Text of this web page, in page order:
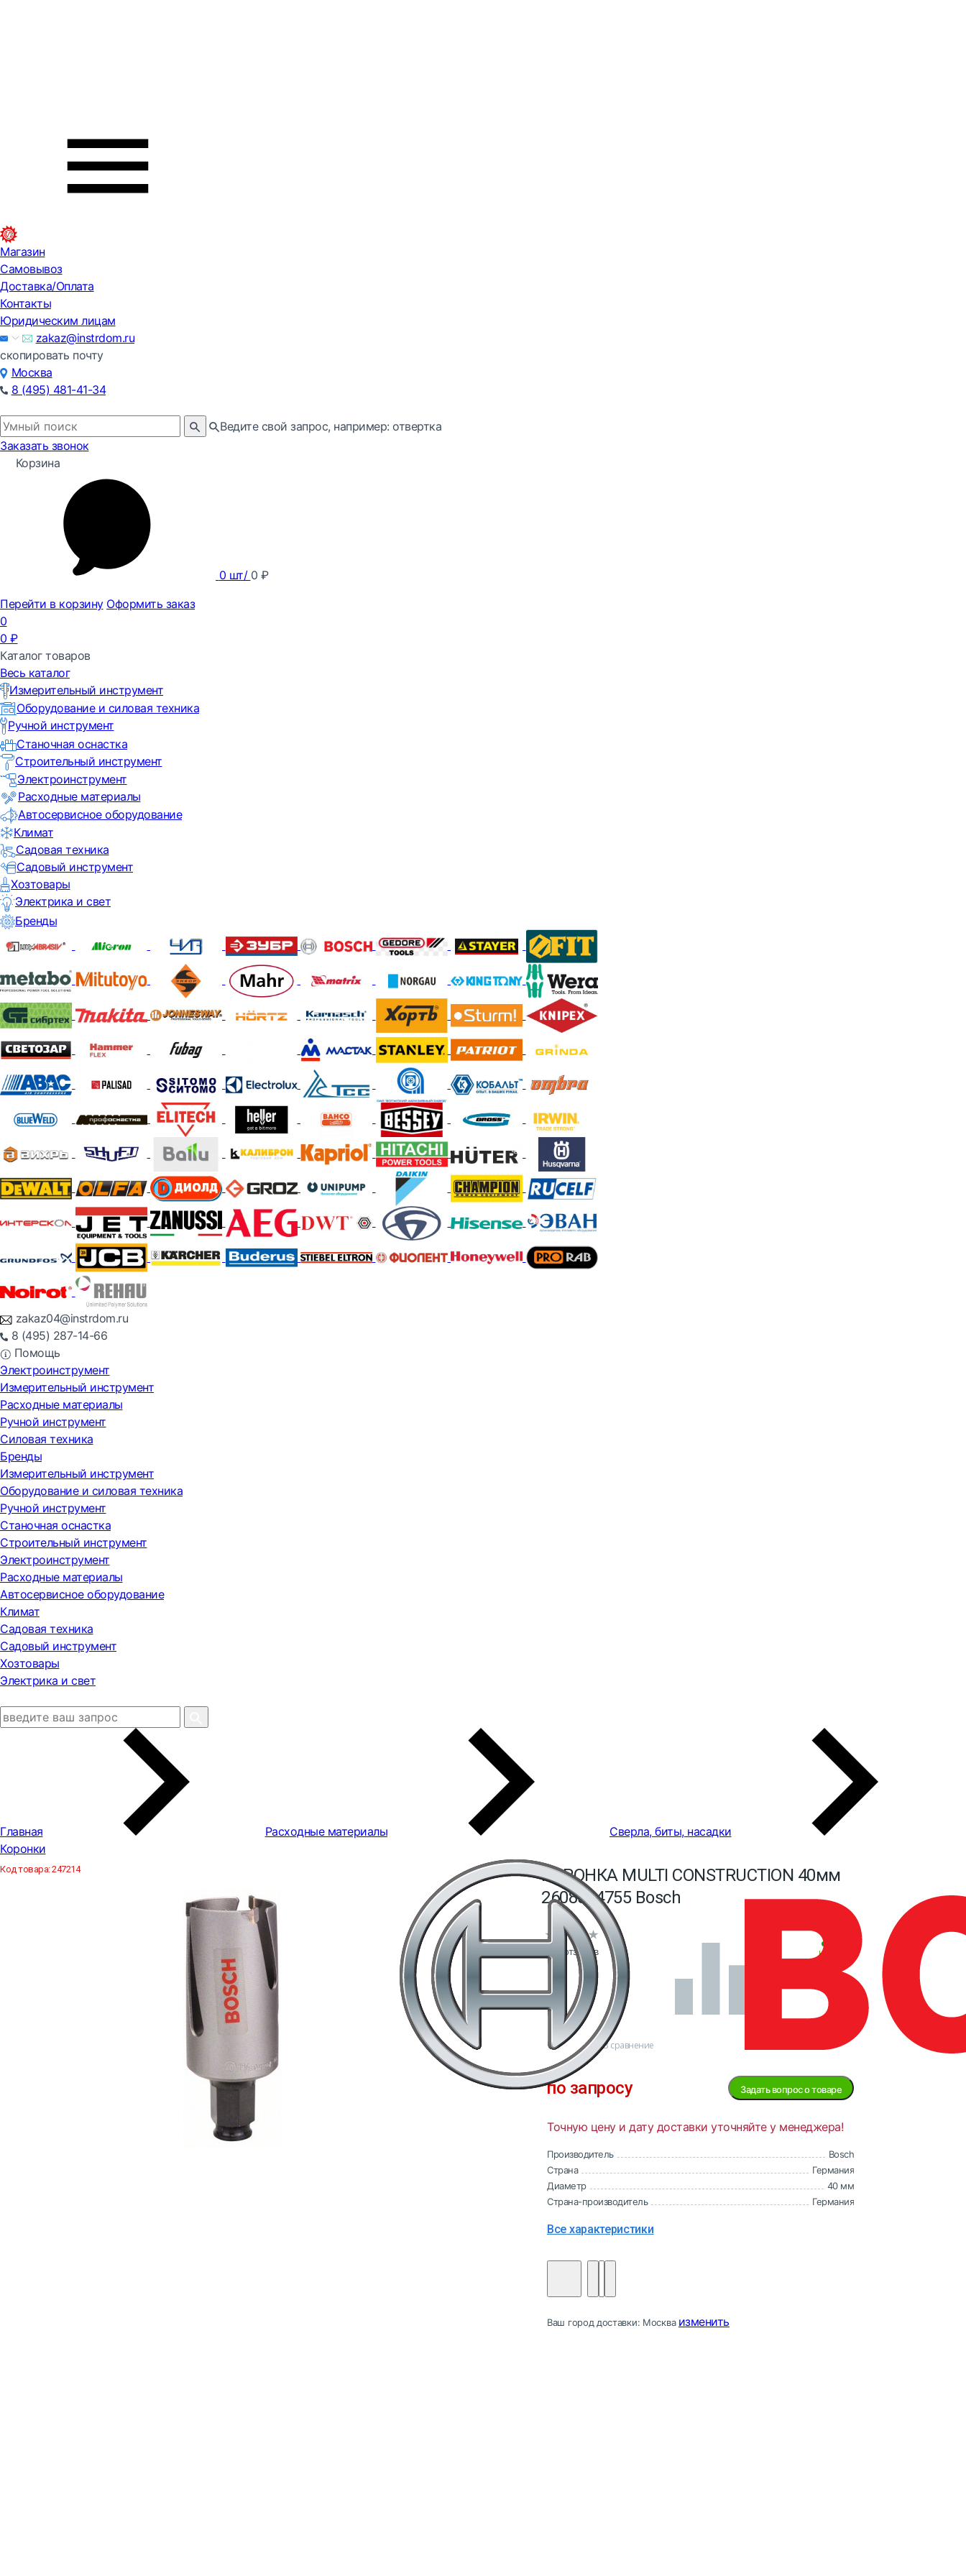
Магазин
Самовывоз
Доставка/Оплата
Контакты
Юридическим лицам
zakaz@instrdom.ru
скопировать почту
Москва
8 (495) 481-41-34
Ведите свой запрос, например: отвертка
Заказать звонок
Корзина
0 шт/ 0 ₽
Перейти в корзину Оформить заказ
0
0 ₽
Каталог товаров
Весь каталог
Измерительный инструмент
Оборудование и силовая техника
Ручной инструмент
Станочная оснастка
Строительный инструмент
Электроинструмент
Расходные материалы
Автосервисное оборудование
Климат
Садовая техника
Садовый инструмент
Хозтовары
Электрика и свет
Бренды
zakaz04@instrdom.ru
8 (495) 287-14-66
Помощь
Электроинструмент
Измерительный инструмент
Расходные материалы
Ручной инструмент
Силовая техника
Бренды
Измерительный инструмент
Оборудование и силовая техника
Ручной инструмент
Станочная оснастка
Строительный инструмент
Электроинструмент
Расходные материалы
Автосервисное оборудование
Климат
Садовая техника
Садовый инструмент
Хозтовары
Электрика и свет
Главная Расходные материалы
Сверла, биты, насадки
Коронки
Код товара:247214
КОРОНКА MULTI CONSTRUCTION 40мм
2608584755 Bosch
0 отзывов
В сравнение
наличии
по запросу Задать вопрос о товаре
Точную цену и дату доставки уточняйте у менеджера!
Производитель
Bosch
Страна
Германия
Диаметр
40 мм
Страна-производитель
Германия
Все характеристики
Ваш город доставки: Москва изменить